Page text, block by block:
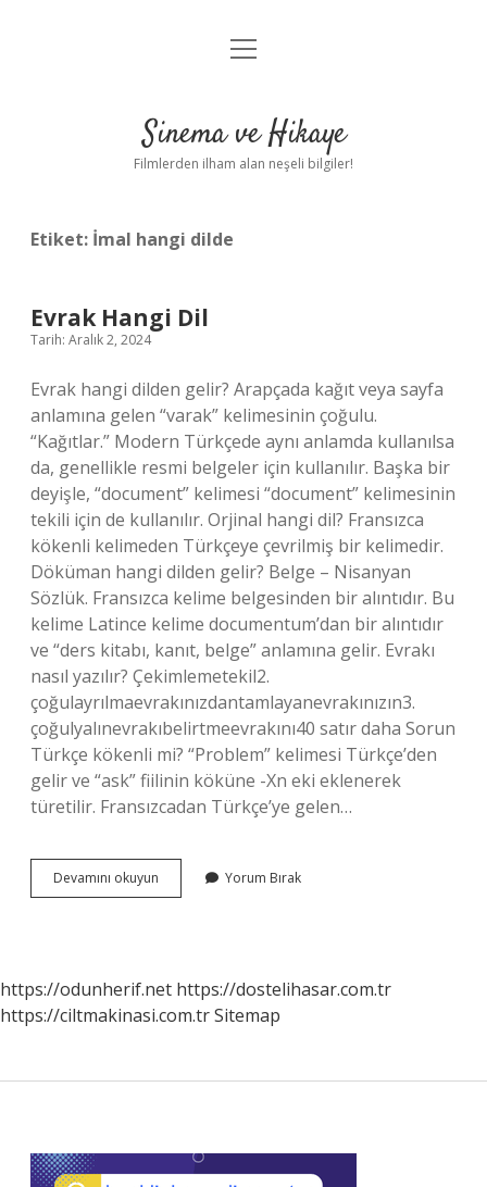
Gizlilik Politikası
Yasal Uyarı
menüyü
Sinema ve Hikaye
Filmlerden ilham alan neşeli bilgiler!
Etiket: İmal hangi dilde
Evrak Hangi Dil
Tarih: Aralık 2, 2024
Evrak hangi dilden gelir? Arapçada kağıt veya sayfa
anlamına gelen “varak” kelimesinin çoğulu.
“Kağıtlar.” Modern Türkçede aynı anlamda kullanılsa
da, genellikle resmi belgeler için kullanılır. Başka bir
deyişle, “document” kelimesi “document” kelimesinin
tekili için de kullanılır. Orjinal hangi dil? Fransızca
kökenli kelimeden Türkçeye çevrilmiş bir kelimedir.
Döküman hangi dilden gelir? Belge – Nisanyan
Sözlük. Fransızca kelime belgesinden bir alıntıdır. Bu
kelime Latince kelime documentum’dan bir alıntıdır
ve “ders kitabı, kanıt, belge” anlamına gelir. Evrakı
nasıl yazılır? Çekimlemetekil2.
çoğulayrılmaevrakınızdantamlayanevrakınızın3.
çoğulyalınevrakıbelirtmeevrakını40 satır daha Sorun
Türkçe kökenli mi? “Problem” kelimesi Türkçe’den
gelir ve “ask” fiilinin köküne -Xn eki eklenerek
türetilir. Fransızcadan Türkçe’ye gelen…
Devamını okuyun
Hangi
Yorum Bırak
https://odunherif.net https://dostelihasar.com.tr
https://ciltmakinasi.com.trSitemap
Sidebar